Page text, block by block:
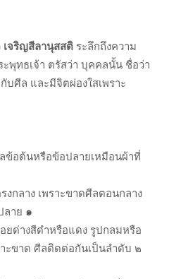
เจริญสีลานุสสติ ระลึกถึงความ
พุทธเจ้า ตรัสว่า บุคคลนั้น ชื่อว่า
บศีล และมีจิตผ่องใสเพราะ
ข้อต้นหรือข้อปลายเหมือนผ้าที่
งกลาง เพราะขาดศีลตอนกลาง
ลาย ๑
ยด่างสีดำหรือแดง รูปกลมหรือ
ะขาด ศีลติดต่อกันเป็นลำดับ ๒